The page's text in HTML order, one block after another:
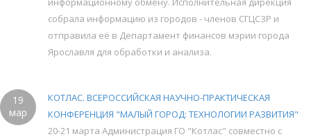
собрала информацию из городов - членов СГЦСЗР и
отправила её в Департамент финансов мэрии города
Ярославля для обработки и анализа.
19
мар
КОТЛАС. ВСЕРОССИЙСКАЯ НАУЧНО-ПРАКТИЧЕСКАЯ
КОНФЕРЕНЦИЯ "МАЛЫЙ ГОРОД: ТЕХНОЛОГИИ РАЗВИТИЯ"
20-21 марта Администрация ГО "Котлас" совместно с